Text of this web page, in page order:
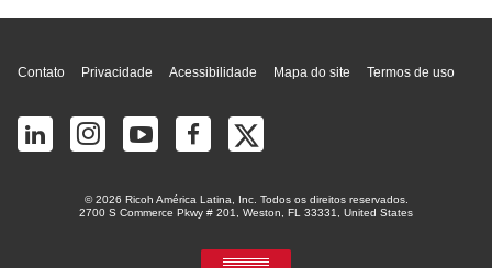
Contato Privacidade Acessibilidade Mapa do site Termos de uso
© 2026 Ricoh América Latina, Inc. Todos os direitos reservados.
2700 S Commerce Pkwy # 201, Weston, FL 33331, United States